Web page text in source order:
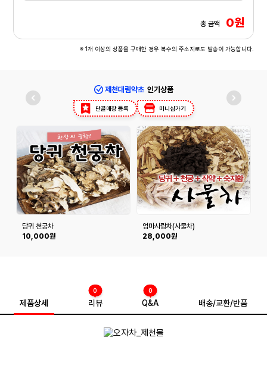
총 금액 0원
※ 1개 이상의 상품을 구매한 경우 복수의 주소지로도 발송이 가능합니다.
제천대림약초 인기상품
단골매장 등록 미니샵가기
당귀 천궁차
10,000원
엄마사랑차(사물차)
28,000원
제품상세 리뷰
0
Q&A
0
배송/교환/반품